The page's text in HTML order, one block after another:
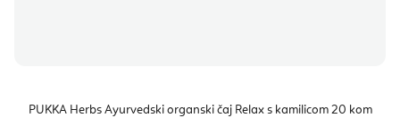
PUKKA Herbs Ayurvedski organski čaj Relax s kamilicom 20 kom